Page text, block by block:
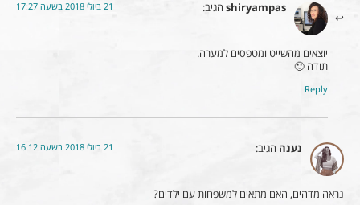
shiryampas הגיב:
יוצאים מהשייט ומטפסים למערה.
תודה 🙂
Reply
נענההגיב:
נראה מדהים, האם מתאים למשפחות עם ילדים?